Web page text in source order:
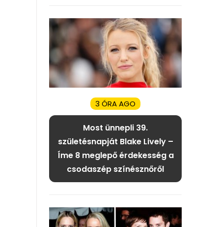
3 ÓRA AGO
Most ünnepli 39.
születésnapját Blake Lively –
Íme 8 meglepő érdekesség a
csodaszép színésznőről